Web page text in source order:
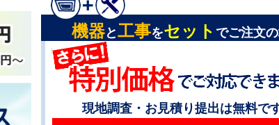
機器と工事をセット でご注文
現地調査・お見積り提出は無料で